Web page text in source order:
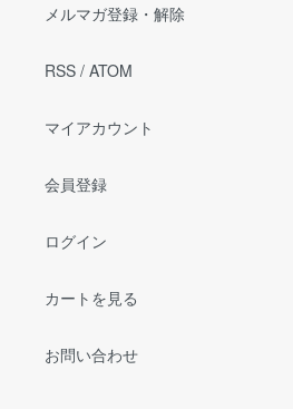
メルマガ登録・解除
RSS / ATOM
マイアカウント
会員登録
ログイン
カートを見る
お問い合わせ